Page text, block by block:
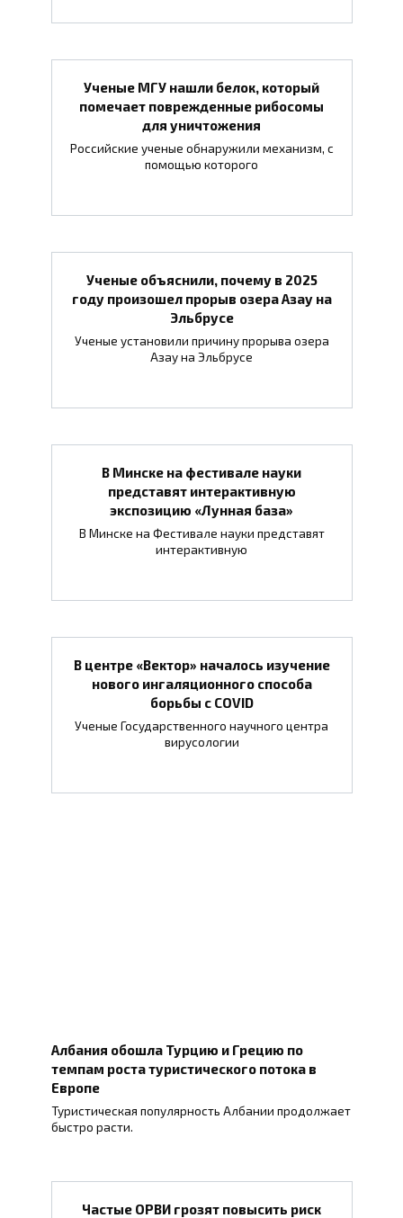
Ученые МГУ нашли белок, который
помечает поврежденные рибосомы
для уничтожения
Российские ученые обнаружили механизм, с
помощью которого
Ученые объяснили, почему в 2025
году произошел прорыв озера Азау на
Эльбрусе
Ученые установили причину прорыва озера
Азау на Эльбрусе
В Минске на фестивале науки
представят интерактивную
экспозицию «Лунная база»
В Минске на Фестивале науки представят
интерактивную
В центре «Вектор» началось изучение
нового ингаляционного способа
борьбы с COVID
Ученые Государственного научного центра
вирусологии
Албания обошла Турцию и Грецию по
темпам роста туристического потока в
Европе
Туристическая популярность Албании продолжает
быстро расти.
Частые ОРВИ грозят повысить риск